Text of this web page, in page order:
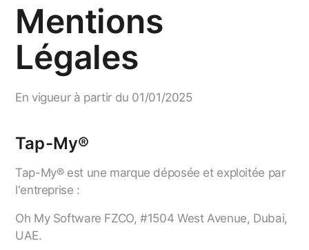
Mentions
Légales
En vigueur à partir du 01/01/2025
Tap-My®
Tap-My® est une marque déposée et exploitée par
l'entreprise :
Oh My Software FZCO, #1504 West Avenue, Dubai,
UAE.